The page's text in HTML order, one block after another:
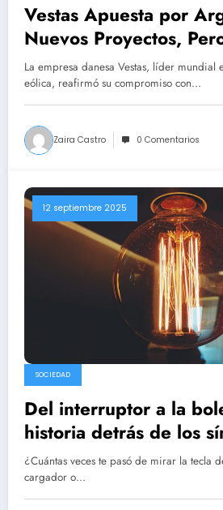
Vestas Apuesta por
Nuevos Proyectos,
Vientos en Contra en
Global
La empresa danesa Vestas, líder mundial
eólica, reafirmó su compromiso con…
Zaira Castro 0 Comentarios
12 septiembre 2025
SOCIEDAD
Del interruptor a la
historia detrás de los
usamos todos los días
electricidad cuesta cada
¿Cuántas veces te pasó de mirar la tecla
cargador o…